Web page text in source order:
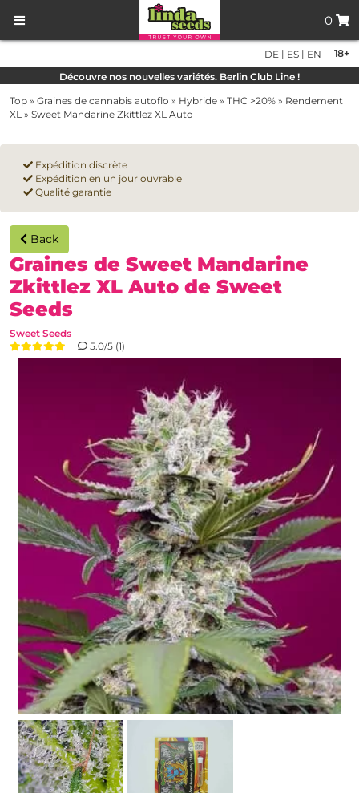
0
18+
DE | ES | EN
Découvre nos nouvelles variétés. Berlin Club Line !
Top » Graines de cannabis autoflo » Hybride » THC >20% » Rendement
XL » Sweet Mandarine Zkittlez XL Auto
Expédition discrète
Expédition en un jour ouvrable
Qualité garantie
Back
Graines de Sweet Mandarine
Zkittlez XL Auto de Sweet
Seeds
Sweet Seeds
5.0/5 (1)